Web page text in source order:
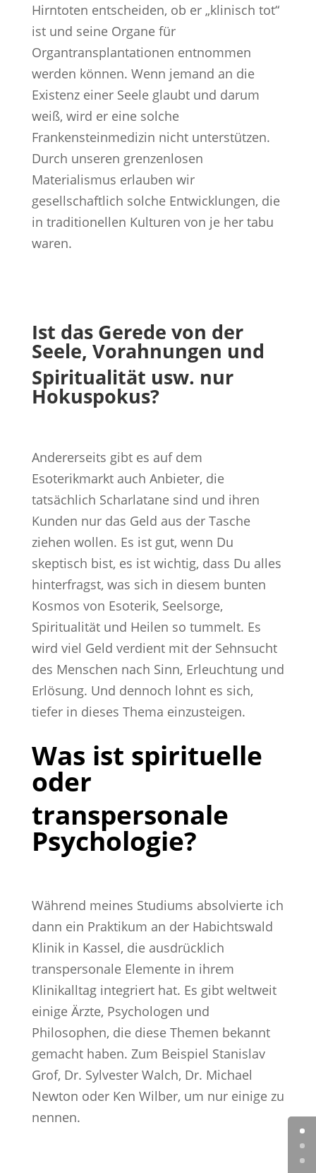
Hirntoten entscheiden, ob er „klinisch tot“
ist und seine Organe für
Organtransplantationen entnommen
werden können. Wenn jemand an die
Existenz einer Seele glaubt und darum
weiß, wird er eine solche
Frankensteinmedizin nicht unterstützen.
Durch unseren grenzenlosen
Materialismus erlauben wir
gesellschaftlich solche Entwicklungen, die
in traditionellen Kulturen von je her tabu
waren.
Ist das Gerede von der
Seele, Vorahnungen und
Spiritualität usw. nur
Hokuspokus?
Andererseits gibt es auf dem
Esoterikmarkt auch Anbieter, die
tatsächlich Scharlatane sind und ihren
Kunden nur das Geld aus der Tasche
ziehen wollen. Es ist gut, wenn Du
skeptisch bist, es ist wichtig, dass Du alles
hinterfragst, was sich in diesem bunten
Kosmos von Esoterik, Seelsorge,
Spiritualität und Heilen so tummelt. Es
wird viel Geld verdient mit der Sehnsucht
des Menschen nach Sinn, Erleuchtung und
Erlösung. Und dennoch lohnt es sich,
tiefer in dieses Thema einzusteigen.
Was ist spirituelle
oder
transpersonale
Psychologie?
Während meines Studiums absolvierte ich
dann ein Praktikum an der Habichtswald
Klinik in Kassel, die ausdrücklich
transpersonale Elemente in ihrem
Klinikalltag integriert hat. Es gibt weltweit
einige Ärzte, Psychologen und
Philosophen, die diese Themen bekannt
gemacht haben. Zum Beispiel Stanislav
Grof, Dr. Sylvester Walch, Dr. Michael
Newton oder Ken Wilber, um nur einige zu
nennen.